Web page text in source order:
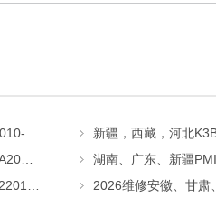
2026年华科电源维修更换XLY-22007M、GF22010-20、CHR-22020直流屏充电模块
新疆、广东、广西XLY-22007M/IR11020T2/K6A20直流屏充电模块维修更换
湖南、新疆、河北YM11020Z/GF22010-30/TT22010-T5直流屏充电模块维修更换